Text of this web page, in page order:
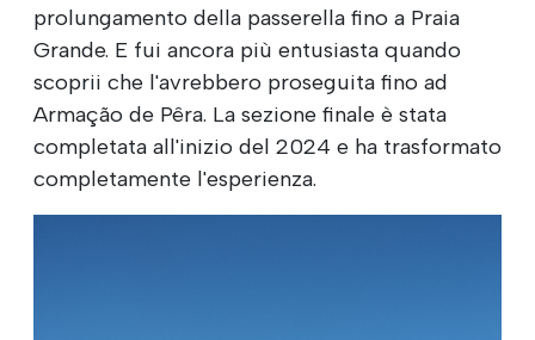
prolungamento della passerella fino a Praia
Grande. E fui ancora più entusiasta quando
scoprii che l'avrebbero proseguita fino ad
Armação de Pêra. La sezione finale è stata
completata all'inizio del 2024 e ha trasformato
completamente l'esperienza.